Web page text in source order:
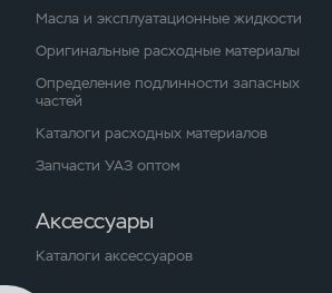
Масла и эксплуатационные жидкости
Оригинальные расходные материалы
Определение подлинности запасных
частей
Каталоги расходных материалов
Запчасти УАЗ оптом
Аксессуары
Каталоги аксессуаров